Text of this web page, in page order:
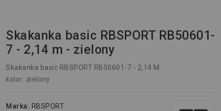
Skakanka basic RBSPORT RB50601-
7 - 2,14 m - zielony
Skakanka basic RBSPORT RB50601-7 - 2,14 M
kolor: zielony
Marka: RBSPORT